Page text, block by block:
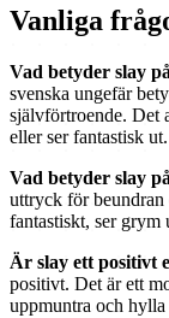
Vanliga
Vad betyder slay
svenska ungefär
självförtroende. Det
eller ser fantastisk ut.
Vad betyder slay
uttryck för beundran
fantastiskt, ser grym
Är slay ett positivt
positivt. Det är ett
uppmuntra och